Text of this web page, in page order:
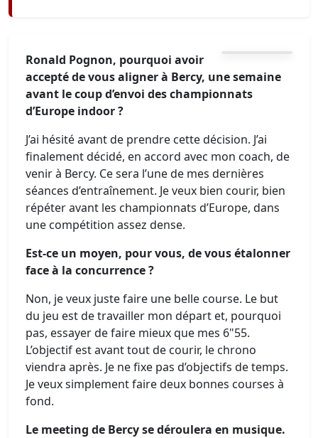
Ronald Pognon, pourquoi avoir
accepté de vous aligner à Bercy, une semaine
avant le coup d’envoi des championnats
d’Europe indoor ?
J’ai hésité avant de prendre cette décision. J’ai
finalement décidé, en accord avec mon coach, de
venir à Bercy. Ce sera l’une de mes dernières
séances d’entraînement. Je veux bien courir, bien
répéter avant les championnats d’Europe, dans
une compétition assez dense.
Est-ce un moyen, pour vous, de vous étalonner
face à la concurrence ?
Non, je veux juste faire une belle course. Le but
du jeu est de travailler mon départ et, pourquoi
pas, essayer de faire mieux que mes 6"55.
L’objectif est avant tout de courir, le chrono
viendra après. Je ne fixe pas d’objectifs de temps.
Je veux simplement faire deux bonnes courses à
fond.
Le meeting de Bercy se déroulera en musique.